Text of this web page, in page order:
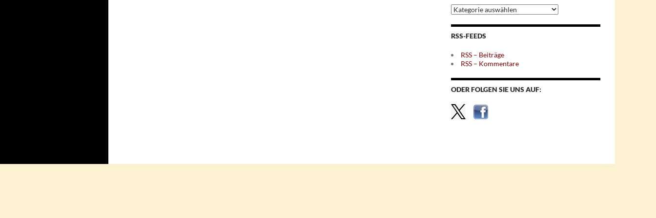
Archiv
nach
Themen
RSS-FEEDS
RSS – Beiträge
RSS – Kommentare
ODER FOLGEN SIE UNS AUF: